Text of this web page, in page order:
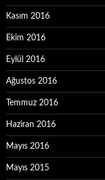
Kasım 2016
Ekim 2016
Eylül 2016
Ağustos 2016
Temmuz 2016
Haziran 2016
Mayıs 2016
Mayıs 2015